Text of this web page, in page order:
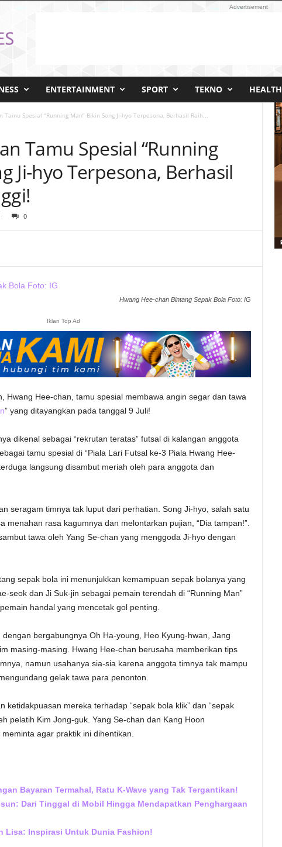
Advertisement
ENTERTAINMENT SPORT TEKNO HEALTH
Tamu Spesial “Running Man” Bikin Song Ji-hyo Terpesona, Berhasil Raih...
Tamu Spesial “Running
Ji-hyo Terpesona, Berhasil
0
Hwang Hee-chan Bintang Sepak Bola Foto: IG
Iklan Top Ad
Hwang Hee-chan, tamu spesial membawa angin segar dan tawa
” yang ditayangkan pada tanggal 9 Juli!
dikenal sebagai “rekrutan teratas” futsal di kalangan anggota
tamu spesial di “Piala Lari Futsal ke-3 Piala Hwang Hee-
langsung disambut meriah oleh para anggota dan
seragam timnya tak luput dari perhatian. Song Ji-hyo, salah satu
menahan rasa kagumnya dan melontarkan pujian, “Dia tampan!”.
tawa oleh Yang Se-chan yang menggoda Ji-hyo dengan
sepak bola ini menunjukkan kemampuan sepak bolanya yang
seok dan Ji Suk-jin sebagai pemain terendah di “Running Man”
handal yang mencetak gol penting.
bergabungnya Oh Ha-young, Heo Kyung-hwan, Jang
masing-masing. Hwang Hee-chan berusaha memberikan tips
namun usahanya sia-sia karena anggota timnya tak mampu
gelak tawa para penonton.
ketidakpuasan mereka terhadap “sepak bola klik” dan “sepak
pelatih Kim Jong-guk. Yang Se-chan dan Kang Hoon
agar praktik ini dihentikan.
Bayaran Termahal, Ratu K-Wave yang Tak Tergantikan!
Dari Tinggal di Mobil Hingga Mendapatkan Penghargaan
Lisa: Inspirasi Untuk Dunia Fashion!